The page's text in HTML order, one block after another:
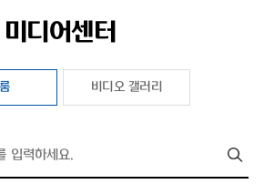
미디어센터
비디오 갤러리